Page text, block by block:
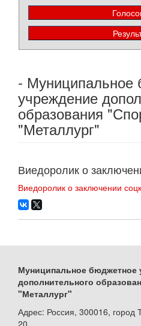
- Муниципальное
учреждение
образования
"Металлург"
Виедоролик о
Виедоролик о заключении
Муниципальное бюджетное
дополнительного
"Металлург"
Адрес: Россия, 300016, город
20